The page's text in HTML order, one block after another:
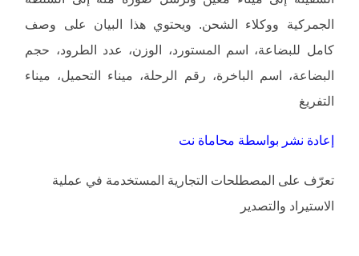
الجمركية ووكلاء الشحن. ويحتوي هذا البيان على وصف
كامل للبضاعة، اسم المستورد، الوزن، عدد الطرود، حجم
البضاعة، اسم الباخرة، رقم الرحلة، ميناء التحميل، ميناء
التفريغ
إعادة نشر بواسطة محاماة نت
تعرّف على المصطلحات التجارية المستخدمة في عملية
الاستيراد والتصدير